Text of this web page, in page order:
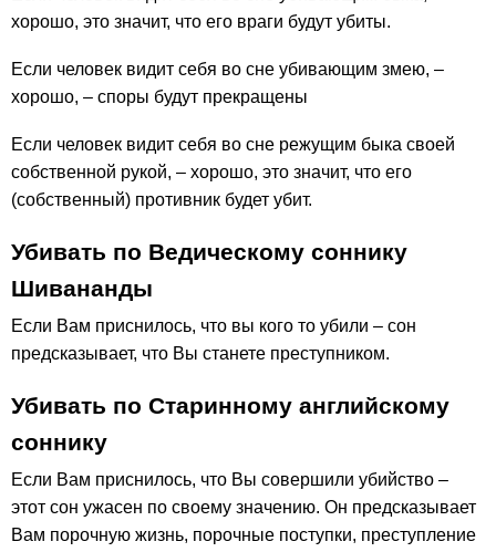
хорошо, это значит, что его враги будут убиты.
Если человек видит себя во сне убивающим змею, –
хорошо, – споры будут прекращены
Если человек видит себя во сне режущим быка своей
собственной рукой, – хорошо, это значит, что его
(собственный) противник будет убит.
Убивать по Ведическому соннику
Шивананды
Если Вам приснилось, что вы кого то убили – сон
предсказывает, что Вы станете преступником.
Убивать по Старинному английскому
соннику
Если Вам приснилось, что Вы совершили убийство –
этот сон ужасен по своему значению. Он предсказывает
Вам порочную жизнь, порочные поступки, преступление